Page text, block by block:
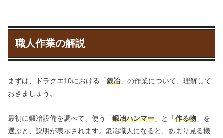
職人作業の解説
まずは、ドラクエ10における「鍛冶」の作業について、理解して
おきましょう。
最初に鍛冶設備を調べて、使う「鍛冶ハンマー 」と「作る物 」を
選ぶと、説明が表示されます。鍛冶職人になると、あまり見る機